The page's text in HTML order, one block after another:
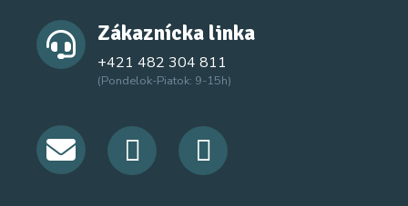
Zákaznícka linka
+421 482 304 811
(Pondelok-Piatok: 9-15h)